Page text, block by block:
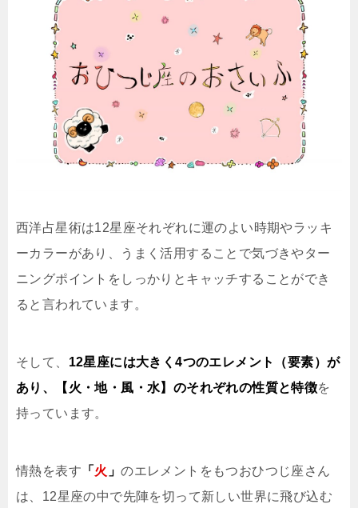
西洋占星術は12星座それぞれに運のよい時期やラッキ
ーカラーがあり、うまく活用することで気づきやター
ニングポイントをしっかりとキャッチすることができ
ると言われています。
そして、 12星座には大きく4つのエレメント（要素）が
あり、【火・地・風・水】のそれぞれの性質と特徴を
持っています。
情熱を表す 「 火 」のエレメントをもつおひつじ座さん
は、12星座の中で先陣を切って新しい世界に飛び込む